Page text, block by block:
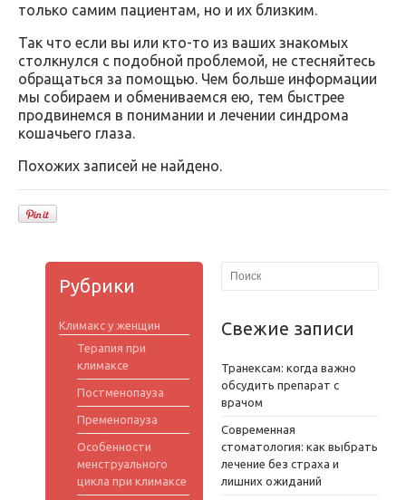
только самим пациентам, но и их близким.
Так что если вы или кто-то из ваших знакомых
столкнулся с подобной проблемой, не стесняйтесь
обращаться за помощью. Чем больше информации
мы собираем и обмениваемся ею, тем быстрее
продвинемся в понимании и лечении синдрома
кошачьего глаза.
Похожих записей не найдено.
Рубрики
Климакс у женщин
Терапия при
климаксе
Постменопауза
Пременопауза
Особенности
менструального
цикла при климаксе
Свежие записи
Транексам: когда важно
обсудить препарат с
врачом
Современная
стоматология: как выбрать
лечение без страха и
лишних ожиданий